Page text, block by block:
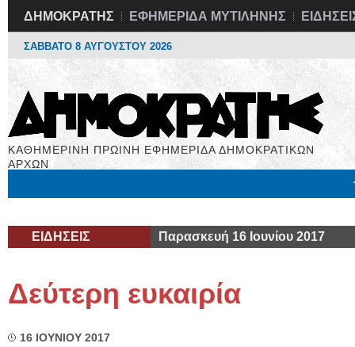
ΔΗΜΟΚΡΑΤΗΣ ΕΦΗΜΕΡΙΔΑ ΜΥΤΙΛΗΝΗΣ
ΣΑΒΒΑΤΟ 8 ΑΥΓΟΥΣΤΟΥ 2026
ΚΑΘΗΜΕΡΙΝΗ ΠΡΩΙΝΗ ΕΦΗΜΕΡΙΔΑ ΔΗΜΟΚΡΑΤΙΚΩΝ
ΑΡΧΩΝ
ΕΙΔΗΣΕΙΣ Παρασκευή 16 Ιουνίου 2017
Δεύτερη ευκαιρία
16 ΙΟΥΝΙΟΥ 2017